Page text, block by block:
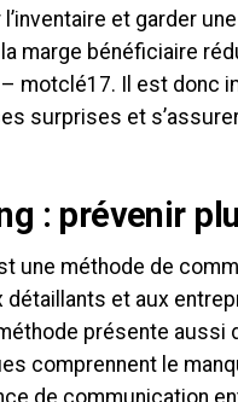
et garder
la marge bénéficiaire
motclé17. Il est donc
surprises et
: prévenir
une méthode de
détaillants et aux
présente
comprennent le
de communication